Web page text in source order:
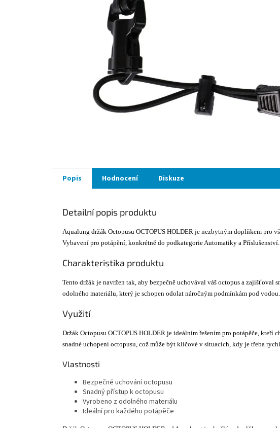
Popis Hodnocení Diskuze
Detailní popis produktu
Aqualung držák Octopusu OCTOPUS HOLDER je nezbytným doplňkem pro
Vybavení pro potápění, konkrétně do podkategorie Automatiky a Příslušenství.
Charakteristika produktu
Tento držák je navržen tak, aby bezpečně uchovával váš octopus a zajišťoval
odolného materiálu, který je schopen odolat náročným podmínkám pod vodou.
Využití
Držák Octopusu OCTOPUS HOLDER je ideálním řešením pro potápěče,
snadné uchopení octopusu, což může být klíčové v situacích, kdy je třeba
Vlastnosti
Bezpečné uchování octopusu
Snadný přístup k octopusu
Vyrobeno z odolného materiálu
Ideální pro každého potápěče